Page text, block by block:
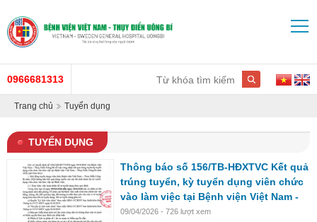
0966681313
Trang chủ Tuyển dụng
TUYỂN DỤNG
Thông báo số 156/TB-HĐXTVC Kết quả
trúng tuyển, kỳ tuyển dụng viên chức
vào làm việc tại Bệnh viện Việt Nam -
Thụy Điển Uông Bí năm 2026
09/04/2026 - 726 lượt xem